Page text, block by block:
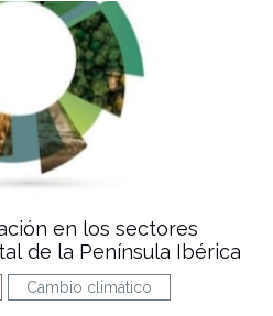
en los sectores
de la Península Ibérica
Cambio climático